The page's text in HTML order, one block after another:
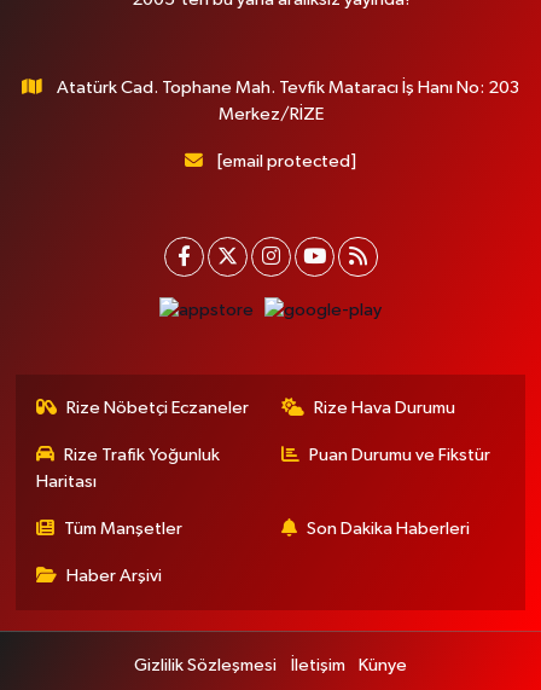
Atatürk Cad. Tophane Mah. Tevfik Mataracı İş Hanı No: 203
Merkez/RİZE
[email protected]
Rize Nöbetçi Eczaneler Rize Hava Durumu
Rize Trafik Yoğunluk
Haritası
Puan Durumu ve Fikstür
Tüm Manşetler Son Dakika Haberleri
Haber Arşivi
Gizlilik Sözleşmesi İletişim Künye